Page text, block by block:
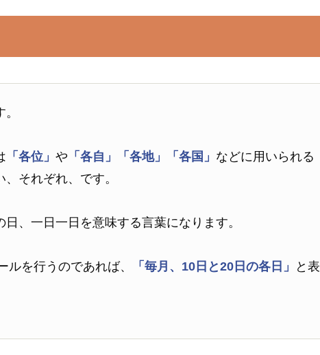
「各位」や 「各自」 「各地」 「各国」 などに用いられる
それぞれ、です。
日、一日一日を意味する言葉になります。
を行うのであれば、 「毎月、10日と20日の各日」
と表